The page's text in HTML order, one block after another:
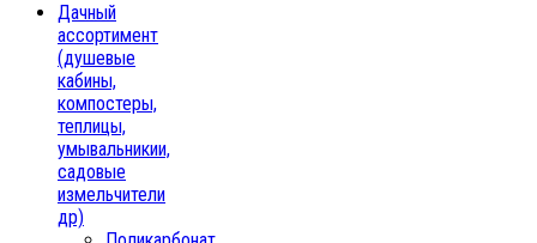
Дачный
ассортимент
(душевые
кабины,
компостеры,
теплицы,
умывальникии,
садовые
измельчители
др)